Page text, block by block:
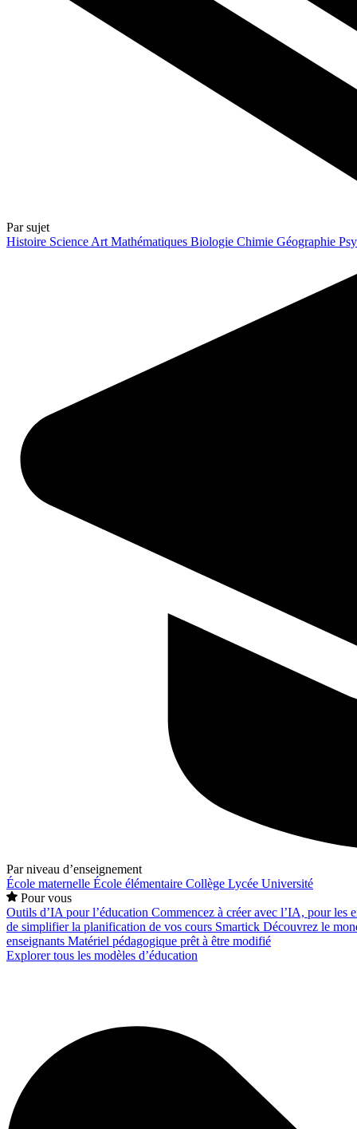
Par sujet
Histoire Science Art Mathématiques Biologie Chimie Géographie
Par niveau d’enseignement
École maternelle École élémentaire Collège Lycée Université
Pour vous
Outils d’IA pour l’éducation Commencez à créer avec l’IA, pour les
de simplifier la planification de vos cours Smartick Découvrez le
enseignants Matériel pédagogique prêt à être modifié
Explorer tous les modèles d’éducation